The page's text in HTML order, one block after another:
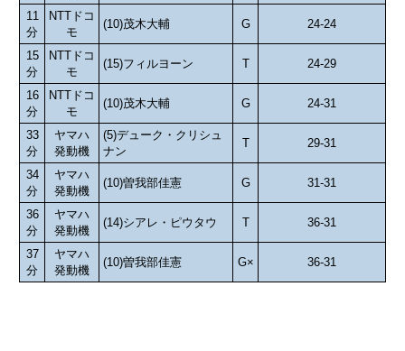
11
分
NTTドコ
モ
(10)茂木大輔 G 24-24
15
分
NTTドコ
モ
(15)フィルヨーン T 24-29
16
分
NTTドコ
モ
(10)茂木大輔 G 24-31
33
分
ヤマハ
発動機
(5)デューク・クリシュ
ナン
T 29-31
34
分
ヤマハ
発動機
(10)曽我部佳憲 G 31-31
36
分
ヤマハ
発動機
(14)シアレ・ピウタウ T 36-31
37
分
ヤマハ
発動機
(10)曽我部佳憲 G× 36-31